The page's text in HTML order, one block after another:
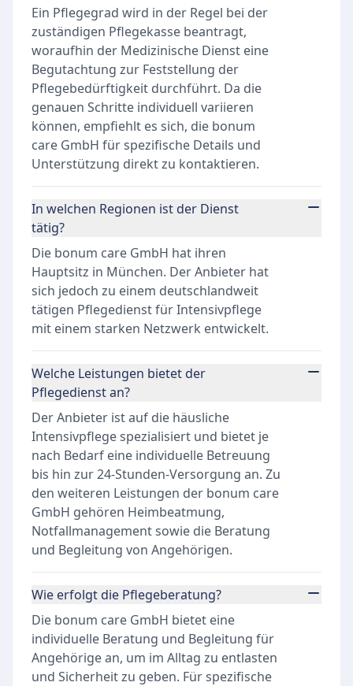
Ein Pflegegrad wird in der Regel bei der
zuständigen Pflegekasse beantragt,
woraufhin der Medizinische Dienst eine
Begutachtung zur Feststellung der
Pflegebedürftigkeit durchführt. Da die
genauen Schritte individuell variieren
können, empfiehlt es sich, die bonum
care GmbH für spezifische Details und
Unterstützung direkt zu kontaktieren.
In welchen Regionen ist der Dienst
tätig?
Die bonum care GmbH hat ihren
Hauptsitz in München. Der Anbieter hat
sich jedoch zu einem deutschlandweit
tätigen Pflegedienst für Intensivpflege
mit einem starken Netzwerk entwickelt.
Welche Leistungen bietet der
Pflegedienst an?
Der Anbieter ist auf die häusliche
Intensivpflege spezialisiert und bietet je
nach Bedarf eine individuelle Betreuung
bis hin zur 24-Stunden-Versorgung an. Zu
den weiteren Leistungen der bonum care
GmbH gehören Heimbeatmung,
Notfallmanagement sowie die Beratung
und Begleitung von Angehörigen.
Wie erfolgt die Pflegeberatung?
Die bonum care GmbH bietet eine
individuelle Beratung und Begleitung für
Angehörige an, um im Alltag zu entlasten
und Sicherheit zu geben. Für spezifische